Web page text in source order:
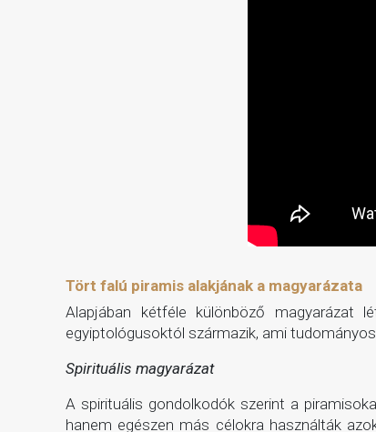
Tört falú piramis alakjának a magyarázata
Alapjában kétféle különböző magyarázat
egyiptológusoktól származik, ami
Spirituális magyarázat
A spirituális gondolkodók szerint a
hanem egészen más célokra használták